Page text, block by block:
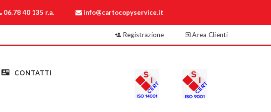
06.78 40 135 r.a. info@cartocopyservice.it
Registrazione Area Clienti
CONTATTI